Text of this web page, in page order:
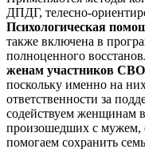
ДПДГ, телесно-
Психологическая
также включена в
полноценного
женам участников СВО
поскольку именно на
ответственности за
содействуем женщинам
произошедших с мужем,
помогаем сохранить